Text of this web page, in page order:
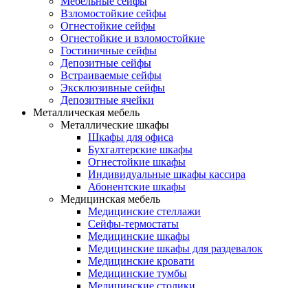
Взломостойкие сейфы
Огнестойкие сейфы
Огнестойкие и взломостойкие
Гостиничные сейфы
Депозитные сейфы
Встраиваемые сейфы
Эксклюзивные сейфы
Депозитные ячейки
Металлическая мебель
Металлические шкафы
Шкафы для офиса
Бухгалтерские шкафы
Огнестойкие шкафы
Индивидуальные шкафы кассира
Абонентские шкафы
Медицинская мебель
Медицинские стеллажи
Сейфы-термостаты
Медицинские шкафы
Медицинские шкафы для раздевалок
Медицинские кровати
Медицинские тумбы
Медицинские столики